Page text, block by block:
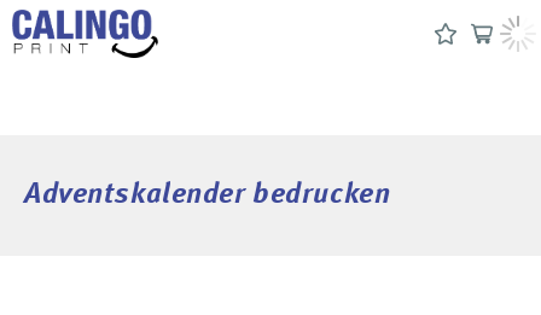
Adventskalender bedrucken